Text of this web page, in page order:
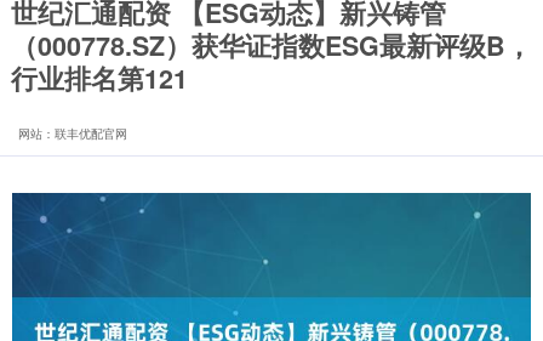
世纪汇通配资 【ESG动态】新兴铸管
（000778.SZ）获华证指数ESG最新评级B，
行业排名第121
网站：联丰优配官网